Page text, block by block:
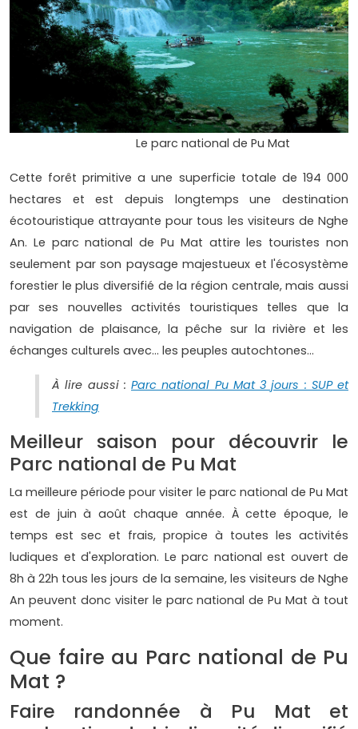
Le parc national de Pu Mat
Cette forêt primitive a une superficie totale de 194 000
hectares et est depuis longtemps une destination
écotouristique attrayante pour tous les visiteurs de Nghe
An. Le parc national de Pu Mat attire les touristes non
seulement par son paysage majestueux et l'écosystème
forestier le plus diversifié de la région centrale, mais aussi
par ses nouvelles activités touristiques telles que la
navigation de plaisance, la pêche sur la rivière et les
échanges culturels avec... les peuples autochtones…
À lire aussi : Parc national Pu Mat 3 jours : SUP et
Trekking
Meilleur saison pour découvrir le
Parc national de Pu Mat
La meilleure période pour visiter le parc national de Pu Mat
est de juin à août chaque année. À cette époque, le
temps est sec et frais, propice à toutes les activités
ludiques et d'exploration. Le parc national est ouvert de
8h à 22h tous les jours de la semaine, les visiteurs de Nghe
An peuvent donc visiter le parc national de Pu Mat à tout
moment.
Que faire au Parc national de Pu
Mat ?
Faire randonnée à Pu Mat et